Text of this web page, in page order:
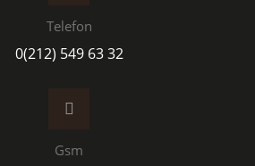
Telefon
0(212) 549 63 32
Gsm